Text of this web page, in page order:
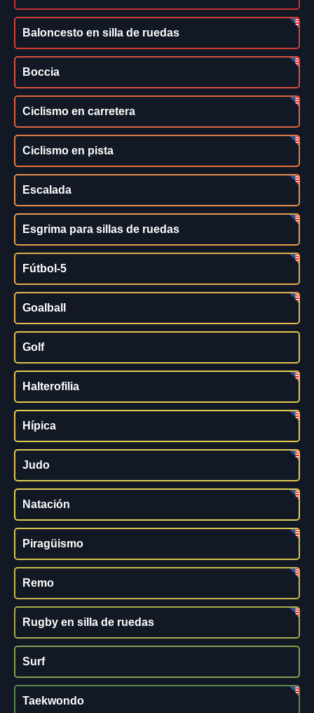
Baloncesto en silla de ruedas
Boccia
Ciclismo en carretera
Ciclismo en pista
Escalada
Esgrima para sillas de ruedas
Fútbol-5
Goalball
Golf
Halterofilia
Hípica
Judo
Natación
Piragüismo
Remo
Rugby en silla de ruedas
Surf
Taekwondo